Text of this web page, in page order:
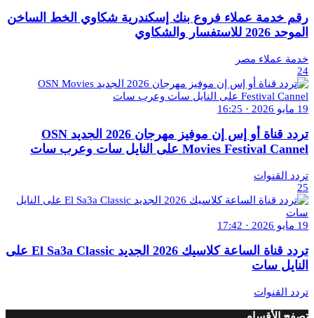
رقم خدمة عملاء فروع بنك إسكندرية شكاوي الخط الساخن
الموحد 2026 للاستفسار والشكاوي
خدمة عملاء مصر
24
19 مايو 2026 · 16:25
تردد قناة أو إس إن موفيز مهرجان 2026 الجديد OSN
Movies Festival Cannel على النايل سات وعرب سات
تردد القنوات
25
19 مايو 2026 · 17:42
تردد قناة الساعة كلاسيك 2026 الجديد El Sa3a Classic على
النايل سات
تردد القنوات